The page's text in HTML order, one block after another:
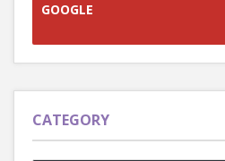
GOOGLE
CATEGORY